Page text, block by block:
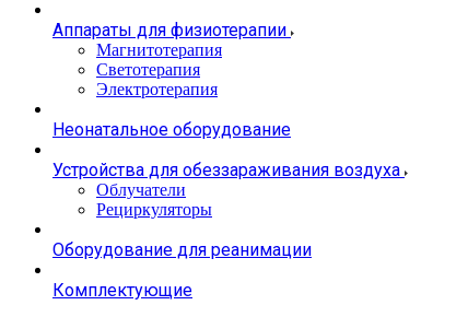
Аппараты для физиотерапии
Магнитотерапия
Светотерапия
Электротерапия
Неонатальное оборудование
Устройства для обеззараживания воздуха
Облучатели
Рециркуляторы
Оборудование для реанимации
Комплектующие